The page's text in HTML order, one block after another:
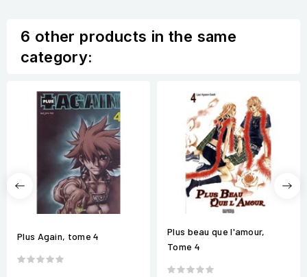
6 other products in the same
category:
Plus Again, tome 4
Plus beau que l'amour,
Tome 4